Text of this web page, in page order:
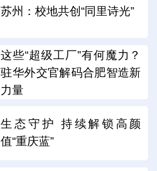
苏州：校地共创“同里诗光”
这些“超级工厂”有何魔力？
驻华外交官解码合肥智造新
力量
生态守护 持续解锁高颜
值“重庆蓝”